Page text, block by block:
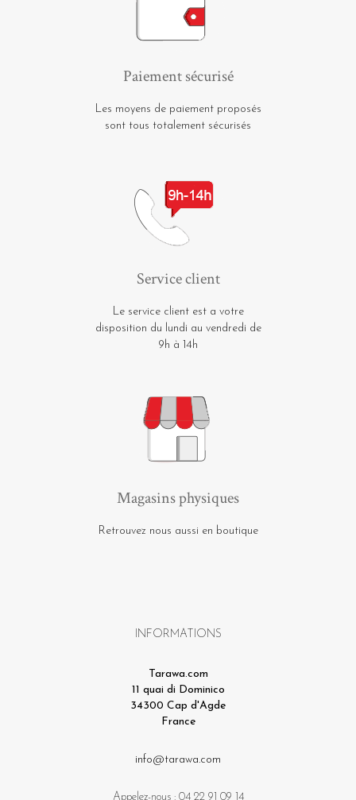
Paiement sécurisé
Les moyens de paiement proposés
sont tous totalement sécurisés
Service client
Le service client est a votre
disposition du lundi au vendredi de
9h à 14h
Magasins physiques
Retrouvez nous aussi en boutique
INFORMATIONS
Tarawa.com
11 quai di Dominico
34300 Cap d'Agde
France
info@tarawa.com
Appelez-nous : 04 22 91 09 14